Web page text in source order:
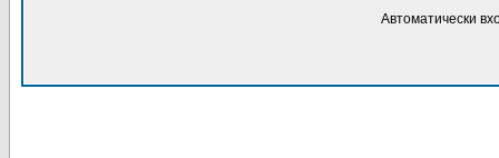
Автоматически